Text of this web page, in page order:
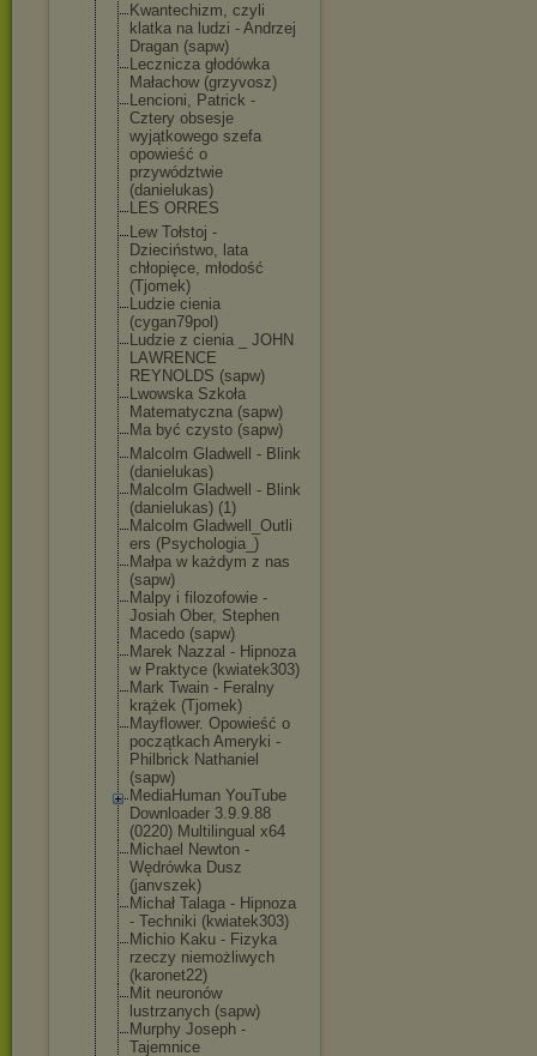
Kwantechizm, czyli
klatka na ludzi - Andrzej
Dragan (sapw)
Lecznicza głodówka
Małachow (grzyvosz)
Lencioni, Patrick -
Cztery obsesje
wyjątkowego szefa
opowieść o
przywództwie
(danielukas)
LES ORRES
Lew Tołstoj -
Dzieciństwo, lata
chłopięce, młodość
(Tjomek)
Ludzie cienia
(cygan79pol)
Ludzie z cienia _ JOHN
LAWRENCE
REYNOLDS (sapw)
Lwowska Szkoła
Matematyczna (sapw)
Ma być czysto (sapw)
Malcolm Gladwell - Blink
(danielukas)
Malcolm Gladwell - Blink
(danielukas) (1)
Malcolm Gladwell_Outli
ers (Psychologia_)
Małpa w każdym z nas
(sapw)
Malpy i filozofowie -
Josiah Ober, Stephen
Macedo (sapw)
Marek Nazzal - Hipnoza
w Praktyce (kwiatek303)
Mark Twain - Feralny
krążek (Tjomek)
Mayflower. Opowieść o
początkach Ameryki -
Philbrick Nathaniel
(sapw)
MediaHuman YouTube
Downloader 3.9.9.88
(0220) Multilingual x64
Michael Newton -
Wędrówka Dusz
(janvszek)
Michał Talaga - Hipnoza
- Techniki (kwiatek303)
Michio Kaku - Fizyka
rzeczy niemożliwych
(karonet22)
Mit neuronów
lustrzanych (sapw)
Murphy Joseph -
Tajemnice